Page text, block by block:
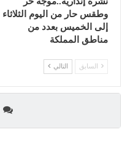
وطقس حار من اليوم الثلاثاء
إلى الخميس بعدد من
مناطق المملكة
السابق التالي